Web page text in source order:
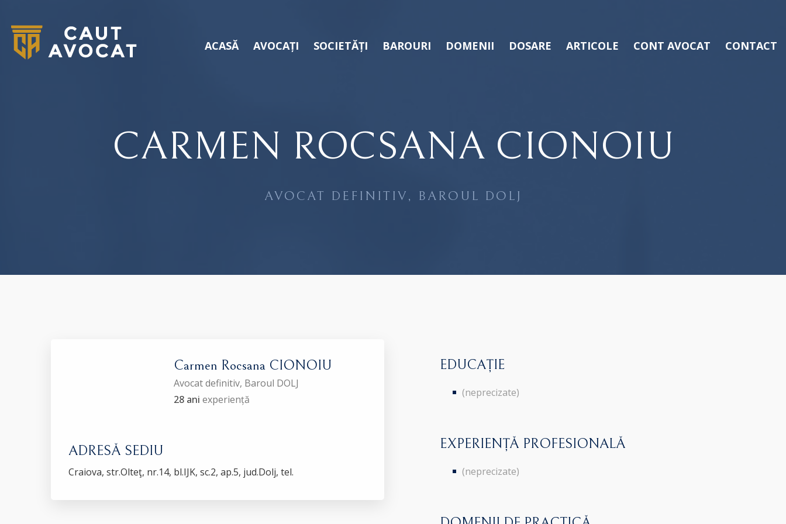
ACASĂ AVOCAȚI SOCIETĂȚI BAROURI DOMENII DOSARE ARTICOLE CONT AVOCAT CONTACT
CARMEN ROCSANA CIONOIU
AVOCAT DEFINITIV, BAROUL DOLJ
Carmen Rocsana CIONOIU
Avocat definitiv, Baroul DOLJ
28 ani experiență
ADRESĂ SEDIU
Craiova, str.Olteţ, nr.14, bl.IJK, sc.2, ap.5, jud.Dolj, tel.
EDUCAȚIE
(neprecizate)
EXPERIENȚĂ PROFESIONALĂ
(neprecizate)